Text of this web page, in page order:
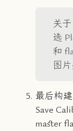
关于
选
和
图
最后构
Save
master